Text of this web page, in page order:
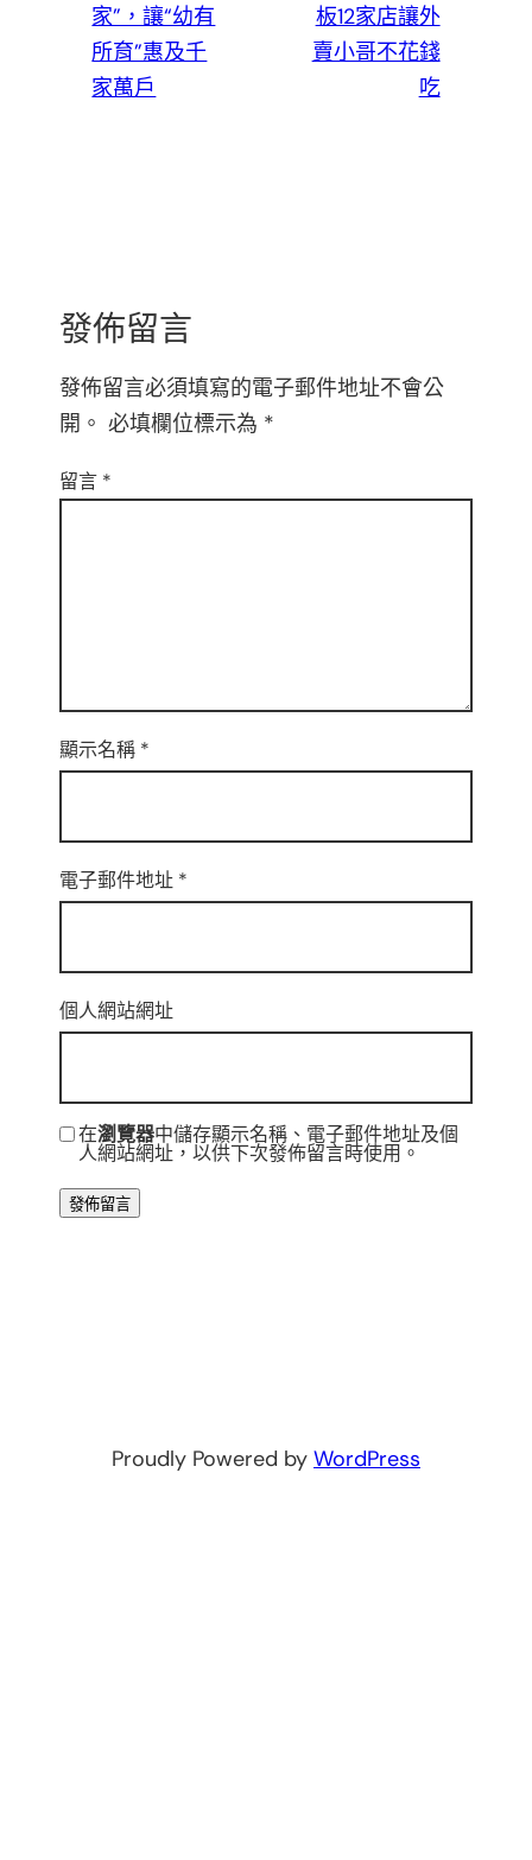
家”，讓“幼有
所育”惠及千
家萬戶
板12家店讓外
賣小哥不花錢
吃
發佈留言
發佈留言必須填寫的電子郵件地址不會公
開。 必填欄位標示為 *
留言 *
顯示名稱 *
電子郵件地址 *
個人網站網址
在瀏覽器中儲存顯示名稱、電子郵件地址及個
人網站網址，以供下次發佈留言時使用。
Proudly Powered by WordPress